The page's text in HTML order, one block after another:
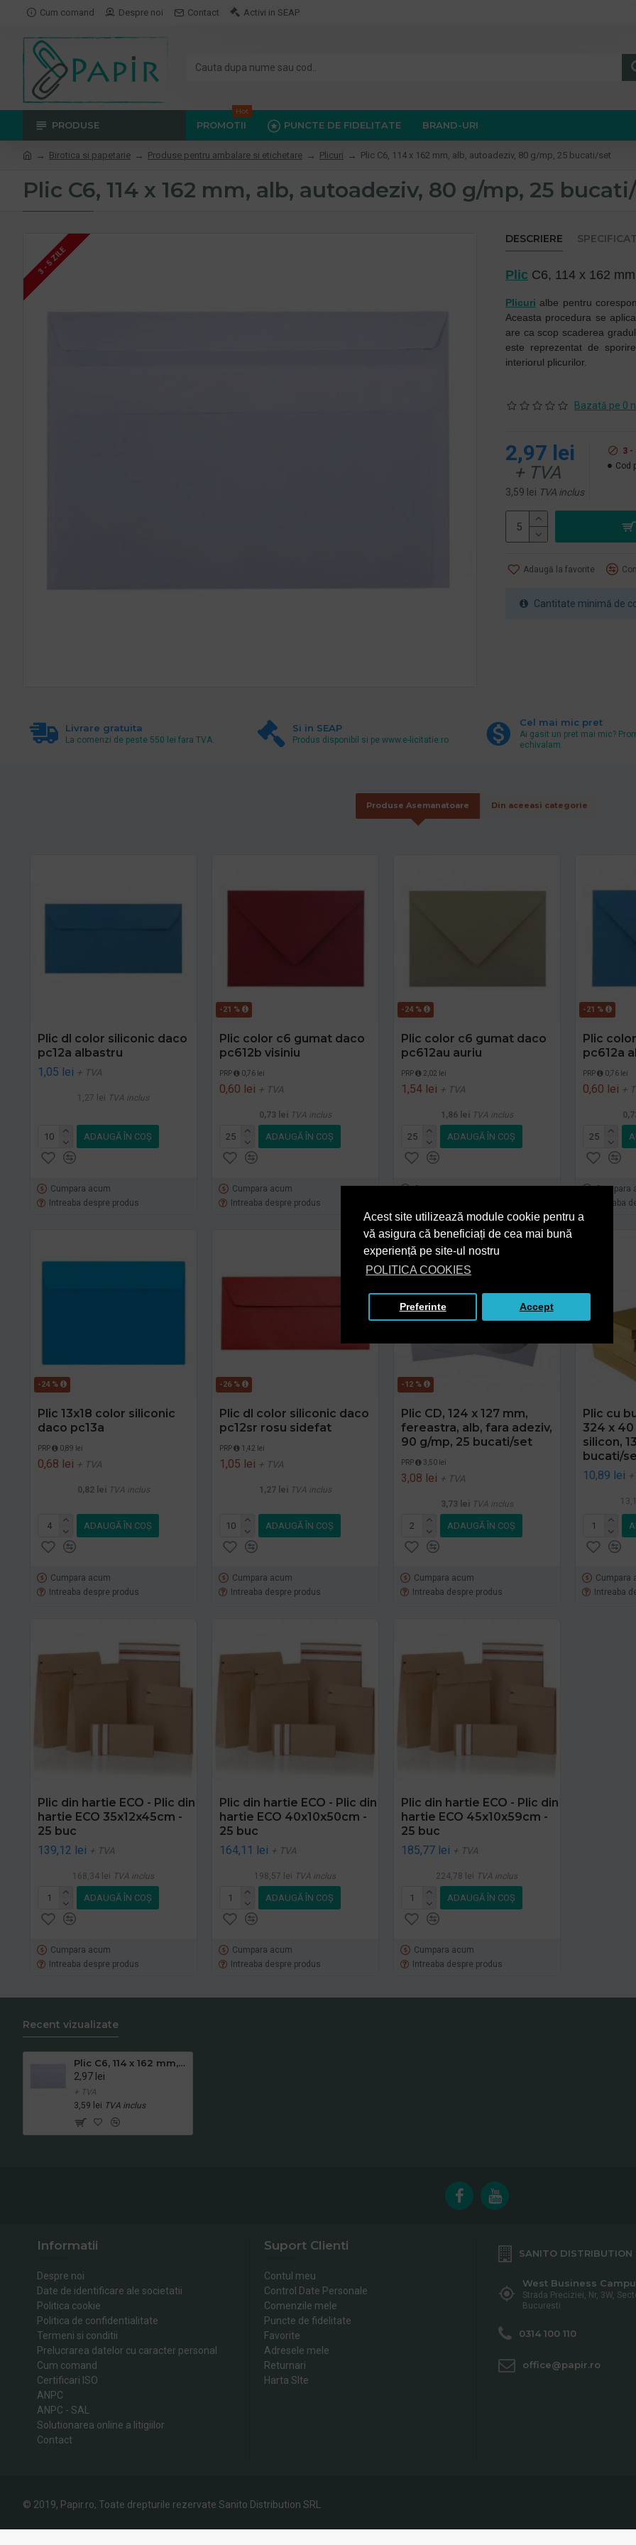
Acest site utilizează module cookie pentru a
vă asigura că beneficiați de cea mai bună
experiență pe site-ul nostru
POLITICA COOKIES
Preferinte Accept
Cum comand Despre noi Contact Activi in SEAP
PRODUSE PROMOTII
Hot
PUNCTE DE FIDELITATE BRAND-URI
Birotica si papetarie Produse pentru ambalare si etichetare Plicuri Plic C6, 114 x 162 mm, alb, autoadeziv, 80 g/mp, 25 bucati/set
Plic C6, 114 x 162 mm, alb, autoadeziv, 80 g/mp, 25
3 - 5 ZILE
DESCRIERE
Plic C6, 114 x 162
Plicuri albe pentru
Aceasta procedura se
are ca scop scaderea
este reprezentat de
interiorul plicurilor.
Bazată pe 0
2,97 lei
+ TVA
3,59 lei TVA inclus
3 -
Cod
Adaugă la favorite
Cantitate minimă de
Livrare gratuita
La comenzi de peste 550 lei fara TVA.
Si in SEAP
Produs disponibil si pe www.e-licitatie.ro
Cel mai mic pret
Ai gasit un pret mai mic?
echivalam.
Produse Asemanatoare Din aceeasi categorie
Plic dl color siliconic daco
pc12a albastru
1,05 lei + TVA
1,27 lei TVA inclus
ADAUGĂ ÎN COŞ
Cumpara acum
Intreaba despre produs
-21 %
Plic color c6 gumat daco
pc612b visiniu
PRP 0,76 lei
0,60 lei + TVA
0,73 lei TVA inclus
ADAUGĂ ÎN COŞ
Cumpara acum
Intreaba despre produs
-24 %
Plic color c6 gumat daco
pc612au auriu
PRP 2,02 lei
1,54 lei + TVA
1,86 lei TVA inclus
ADAUGĂ ÎN COŞ
Cumpara acum
-21 %
Plic
pc612a
PRP 0,76 lei
0,60 lei +
Cumpara
Intreaba
-24 %
Plic 13x18 color siliconic
daco pc13a
PRP 0,89 lei
0,68 lei + TVA
0,82 lei TVA inclus
ADAUGĂ ÎN COŞ
Cumpara acum
Intreaba despre produs
-26 %
Plic dl color siliconic daco
pc12sr rosu sidefat
PRP 1,42 lei
1,05 lei + TVA
1,27 lei TVA inclus
ADAUGĂ ÎN COŞ
Cumpara acum
Intreaba despre produs
-12 %
Plic CD, 124 x 127 mm,
fereastra, alb, fara adeziv,
90 g/mp, 25 bucati/set
PRP 3,50 lei
3,08 lei + TVA
3,73 lei TVA inclus
ADAUGĂ ÎN COŞ
Cumpara acum
Intreaba despre produs
Plic cu
324 x
silicon,
bucati/
10,89 lei
Cumpara
Intreaba
Plic din hartie ECO - Plic din
hartie ECO 35x12x45cm -
25 buc
139,12 lei + TVA
168,34 lei TVA inclus
ADAUGĂ ÎN COŞ
Cumpara acum
Intreaba despre produs
Plic din hartie ECO - Plic din
hartie ECO 40x10x50cm -
25 buc
164,11 lei + TVA
198,57 lei TVA inclus
ADAUGĂ ÎN COŞ
Cumpara acum
Intreaba despre produs
Plic din hartie ECO - Plic din
hartie ECO 45x10x59cm -
25 buc
185,77 lei + TVA
224,78 lei TVA inclus
ADAUGĂ ÎN COŞ
Cumpara acum
Intreaba despre produs
Recent vizualizate
Plic C6, 114 x 162 mm, alb, autoadeziv, 80 g/mp, 25 bucati/set
2,97 lei
+ TVA
3,59 lei TVA inclus
Informatii
Despre noi
Date de identificare ale societatii
Politica cookie
Politica de confidentialitate
Termeni si conditii
Prelucrarea datelor cu caracter personal
Cum comand
Certificari ISO
ANPC
ANPC - SAL
Solutionarea online a litigiilor
Contact
Suport Clienti
Contul meu
Control Date Personale
Comenzile mele
Puncte de fidelitate
Favorite
Adresele mele
Returnari
Harta SIte
SANITO DISTRIBUTION
West Business
Strada Preciziei, Nr, 3W,
Bucuresti
0314 100 110
office@papir.ro
© 2019, Papir.ro, Toate drepturile rezervate Sanito Distribution SRL